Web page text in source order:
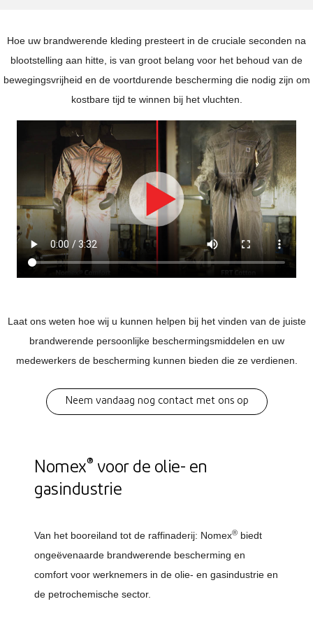
Hoe uw brandwerende kleding presteert in de cruciale seconden na
blootstelling aan hitte, is van groot belang voor het behoud van de
bewegingsvrijheid en de voortdurende bescherming die nodig zijn om
kostbare tijd te winnen bij het vluchten.
Laat ons weten hoe wij u kunnen helpen bij het vinden van de juiste
brandwerende persoonlijke beschermingsmiddelen en uw
medewerkers de bescherming kunnen bieden die ze verdienen.
Neem vandaag nog contact met ons op
Nomex® voor de olie- en
gasindustrie
Van het booreiland tot de raffinaderij: Nomex® biedt
ongeëvenaarde brandwerende bescherming en
comfort voor werknemers in de olie- en gasindustrie en
de petrochemische sector.